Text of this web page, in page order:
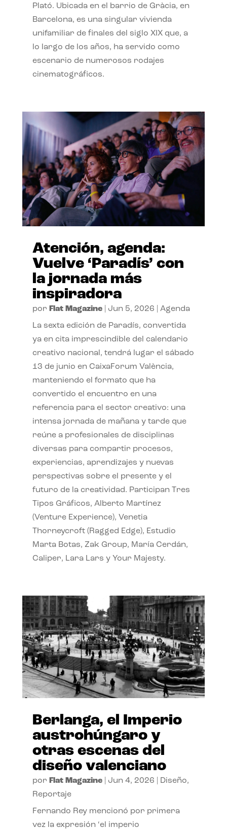
Plató. Ubicada en el barrio de Gràcia, en
Barcelona, es una singular vivienda
unifamiliar de finales del siglo XIX que, a
lo largo de los años, ha servido como
escenario de numerosos rodajes
cinematográficos.
Atención, agenda:
Vuelve ‘Paradís’ con
la jornada más
inspiradora
por Flat Magazine| Jun 5, 2026 Agenda
La sexta edición de Paradís, convertida
ya en cita imprescindible del calendario
creativo nacional, tendrá lugar el sábado
13 de junio en CaixaForum València,
manteniendo el formato que ha
convertido el encuentro en una
referencia para el sector creativo: una
intensa jornada de mañana y tarde que
reúne a profesionales de disciplinas
diversas para compartir procesos,
experiencias, aprendizajes y nuevas
perspectivas sobre el presente y el
futuro de la creatividad. Participan Tres
Tipos Gráficos, Alberto Martínez
(Venture Experience), Venetia
Thorneycroft (Ragged Edge), Estudio
Marta Botas, Zak Group, María Cerdán,
Caliper, Lara Lars y Your Majesty.
Berlanga, el Imperio
austrohúngaro y
otras escenas del
diseño valenciano
por Flat Magazine| Jun 4, 2026 Diseño,
Reportaje
Fernando Rey mencionó por primera
vez la expresión ‘el imperio